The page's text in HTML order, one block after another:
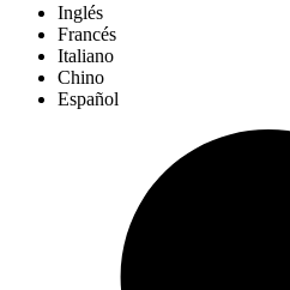
Inglés
Francés
Italiano
Chino
Español